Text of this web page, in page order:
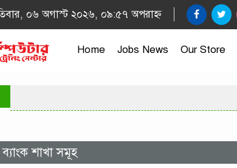
০৬ অগাস্ট ২০২৬, ০৯:৫৭ অপরাহ্ন
Home Jobs News Our Store
ব্যাংক শাখা সমূহ